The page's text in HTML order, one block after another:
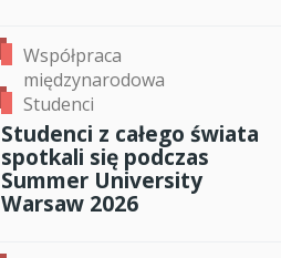
Współpraca
międzynarodowa
Studenci
Studenci z całego świata
spotkali się podczas
Summer University
Warsaw 2026